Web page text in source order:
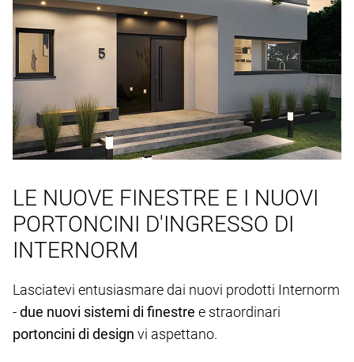
LE NUOVE FINESTRE E I NUOVI
PORTONCINI D'INGRESSO DI
INTERNORM
Lasciatevi entusiasmare dai nuovi prodotti Internorm
-due nuovi sistemi di finestre e straordinari
portoncini di design vi aspettano.